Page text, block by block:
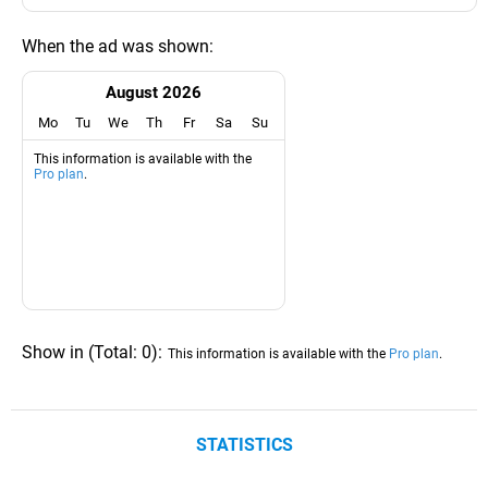
When the ad was shown:
August 2026
Mo Tu We Th Fr Sa Su
This information is available with the
Pro plan.
Show in (Total: 0): This information is available with the Pro plan.
STATISTICS